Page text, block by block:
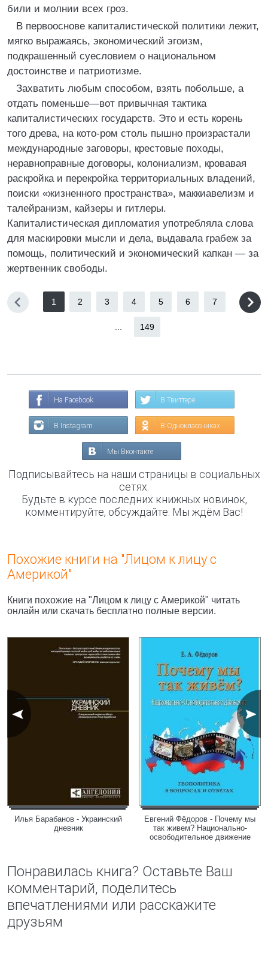
били и молнии всех гроз.
В первооснове капиталистической политики лежит,
мягко выражаясь, экономический эгоизм,
подкрашенный суесловием о национальном
достоинстве и патриотизме.
Захватить любым способом, взять побольше, а
отдать поменьше—вот привычная тактика
капиталистических государств. Это и есть корень
того древа, на кото-ром столь пышно произрастали
международные заговоры, крестовые походы,
неравноправные договоры, колониализм, кровавая
раскройка и перекройка территориальных владений,
поиски «жизненного пространства», маккиавелизм и
талейранизм, кайзеры и гитлеры.
Капиталистическая дипломатия употребляла слова
для маскировки мысли и дела, выдавала грабеж за
помощь, политический и экономический капкан — за
жертвенник свободы.
1 2 3 4 5 6 7
149
На Facebook В Твиттере
В Instagram В Одноклассниках
Мы Вконтакте
Подписывайтесь на наши страницы в социальных
сетях.
Будьте в курсе последних книжных новинок,
комментируйте, обсуждайте. Мы ждём Вас!
Похожие книги на "Лицом к лицу с
Америкой"
Книги похожие на "Лицом к лицу с Америкой" читать
онлайн или скачать бесплатно полные версии.
Илья Барабанов - Украинский
дневник
Евгений Фёдоров - Почему мы
так живем? Национально-
освободительное движение
Понравилась книга? Оставьте Ваш
комментарий, поделитесь
впечатлениями или расскажите
друзьям